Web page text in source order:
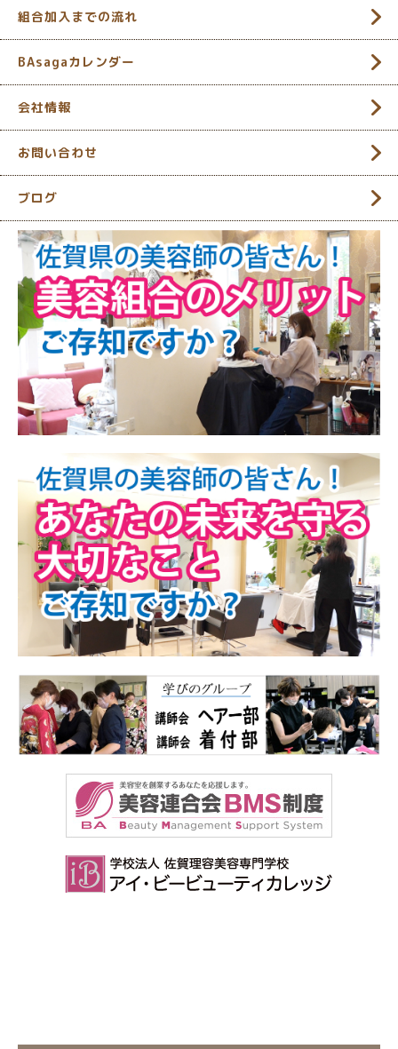
組合加入までの流れ
BAsagaカレンダー
会社情報
お問い合わせ
ブログ